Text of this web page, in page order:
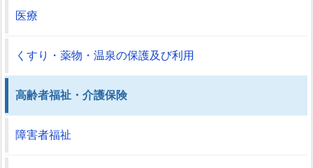
医療
くすり・薬物・温泉の保護及び利用
高齢者福祉・介護保険
障害者福祉